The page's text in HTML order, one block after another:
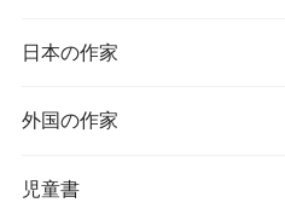
日本の作家
外国の作家
チェコ
児童書